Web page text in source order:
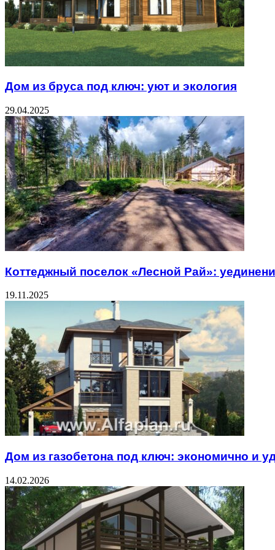
Дом из бруса под ключ: уют и экология
29.04.2025
Коттеджный поселок «Лесной Рай»:
19.11.2025
Дом из газобетона под ключ: экономично и
14.02.2026